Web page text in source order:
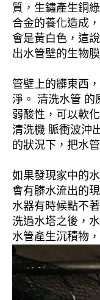
質，生鏽產生銅
合金的養化造成
會是黃白色，這
出水管壁的生物膜
管壁上的髒東西
淨。 清洗水管 的
弱酸性，可以軟
清洗機 脈衝波沖
的狀況下，把水
如果發現家中的
會有髒水流出的
水器有時候點不
洗過水塔之後，
水管產生沉積物